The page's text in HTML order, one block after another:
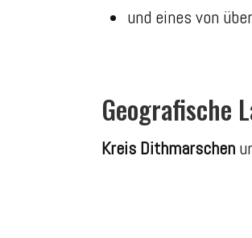
und eines von
Geografische
Kreis Dithmarschen